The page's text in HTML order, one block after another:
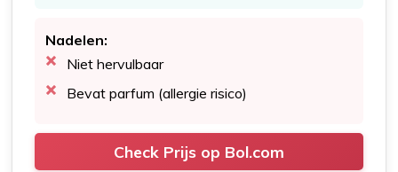
Nadelen:
Niet hervulbaar
Bevat parfum (allergie risico)
Check Prijs op Bol.com